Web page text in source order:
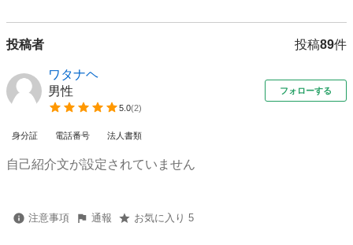
投稿者 投稿89件
ワタナヘ
男性
5.0(2)
フォローする
身分証 電話番号 法人書類
自己紹介文が設定されていません
注意事項 通報 お気に入り 5